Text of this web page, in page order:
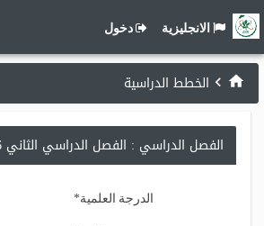
الانجليزية دخول
الخطط الدراسية
الفصل الدراسي : الفصل الدراسي الثاني 2025/2026
الدرجة العلمية*